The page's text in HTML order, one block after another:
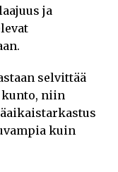
ja
selvittää
niin
kuin